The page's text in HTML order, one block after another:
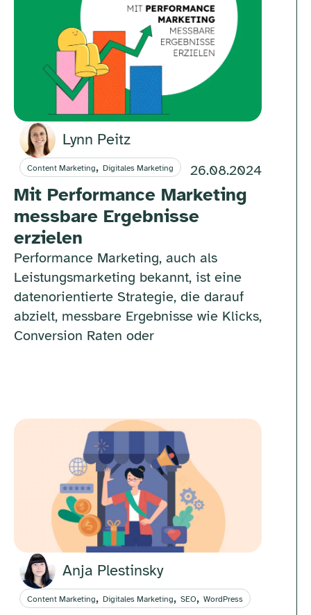
Lynn Peitz
Content Marketing, Digitales Marketing 26.08.2024
Mit Performance Marketing
messbare Ergebnisse
erzielen
Performance Marketing, auch als
Leistungsmarketing bekannt, ist eine
datenorientierte Strategie, die darauf
abzielt, messbare Ergebnisse wie Klicks,
Conversion Raten oder
Anja Plestinsky
Content Marketing, Digitales Marketing, SEO, WordPress